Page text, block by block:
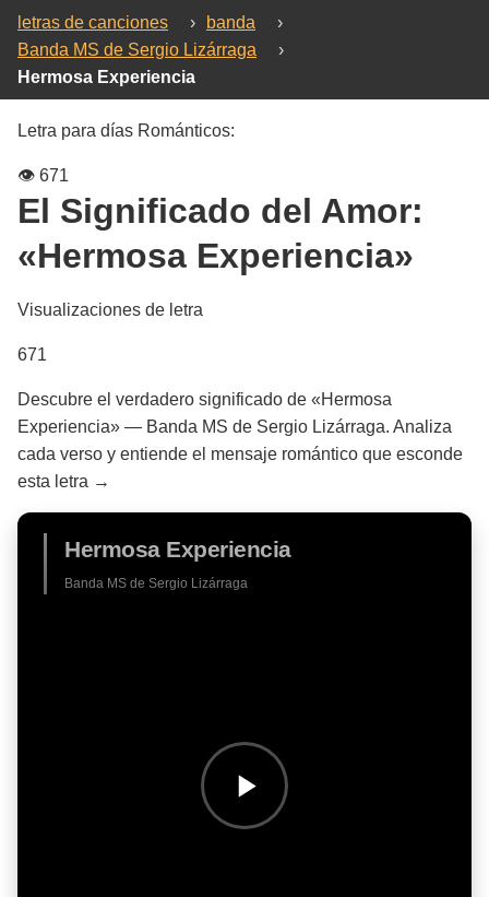
letras de canciones › banda
›
Banda MS de Sergio Lizárraga
›
Hermosa Experiencia
Letra para días Románticos:
👁️ 671
El Significado del Amor:
«Hermosa Experiencia»
Visualizaciones de letra
671
Descubre el verdadero significado de «Hermosa
Experiencia» — Banda MS de Sergio Lizárraga. Analiza
cada verso y entiende el mensaje romántico que esconde
esta letra →
Hermosa Experiencia
Banda MS de Sergio Lizárraga